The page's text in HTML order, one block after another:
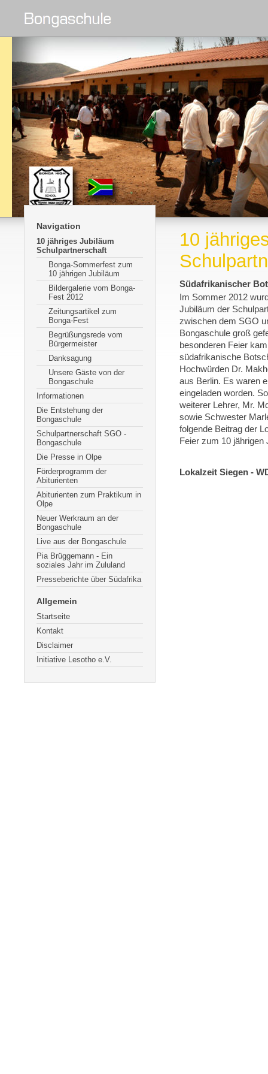
Navigation
10 jähriges Jubiläum
Schulpartnerschaft
Bonga-Sommerfest zum
10 jährigen Jubiläum
Bildergalerie vom Bonga-
Fest 2012
Zeitungsartikel zum
Bonga-Fest
Begrüßungsrede vom
Bürgermeister
Danksagung
Unsere Gäste von der
Bongaschule
Informationen
Die Entstehung der
Bongaschule
Schulpartnerschaft SGO -
Bongaschule
Die Presse in Olpe
Förderprogramm der
Abiturienten
Abiturienten zum Praktikum in
Olpe
Neuer Werkraum an der
Bongaschule
Live aus der Bongaschule
Pia Brüggemann - Ein
soziales Jahr im Zululand
Presseberichte über Südafrika
Allgemein
Startseite
Kontakt
Disclaimer
Initiative Lesotho e.V.
10
Südafrikanischer
Im Sommer 2012
Jubiläum der
zwischen dem SGO
Bongaschule groß
besonderen Feier
südafrikanische
Hochwürden Dr.
aus Berlin. Es waren
eingeladen worden.
weiterer Lehrer, Mr.
sowie Schwester
folgende Beitrag der
Feier zum 10 jährigen
Lokalzeit Siegen -